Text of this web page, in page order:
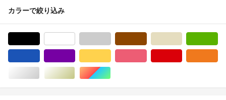
カラーで絞り込み
シルバー/銀色系ゴールド/金色系マルチカラー